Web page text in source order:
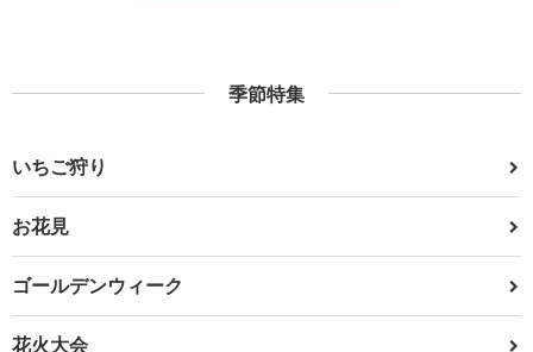
季節特集
いちご狩り
お花見
ゴールデンウィーク
花火大会